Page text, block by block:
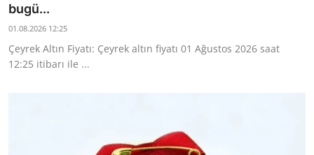
bugü...
01.08.2026 12:25
Çeyrek Altın Fiyatı: Çeyrek altın fiyatı 01 Ağustos 2026 saat
12:25 itibarı ile ...